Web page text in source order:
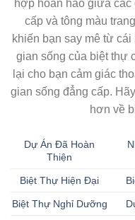
hợp hoàn hảo giữa các
cấp và tông màu
khiến bạn say mê từ
gian sống của biệt thự
lại cho bạn cảm giác
gian sống đẳng cấp.
hơn về
Dự Án Đã Hoàn
Thiện
Biệt Thự Hiện Đại
Biệt Thự Nghỉ Dưỡng